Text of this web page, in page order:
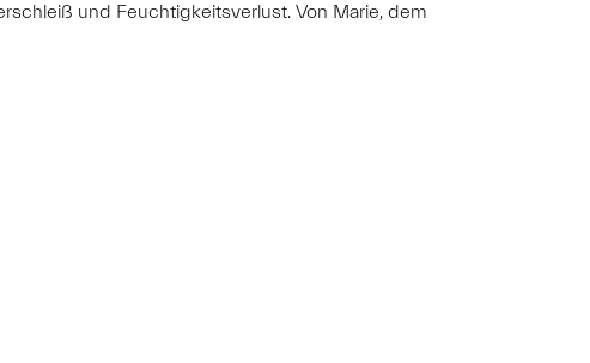
und Feuchtigkeitsverlust. Von Marie, dem